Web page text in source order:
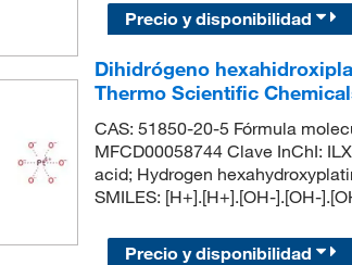
Precio y disponibilidad
Dihidrógeno
Thermo Scientific
CAS: 51850-20-5 Fórmula
MFCD00058744 Clave InChI:
acid; Hydrogen
SMILES: [H+].[H+].[OH-].[OH-
Precio y disponibilidad